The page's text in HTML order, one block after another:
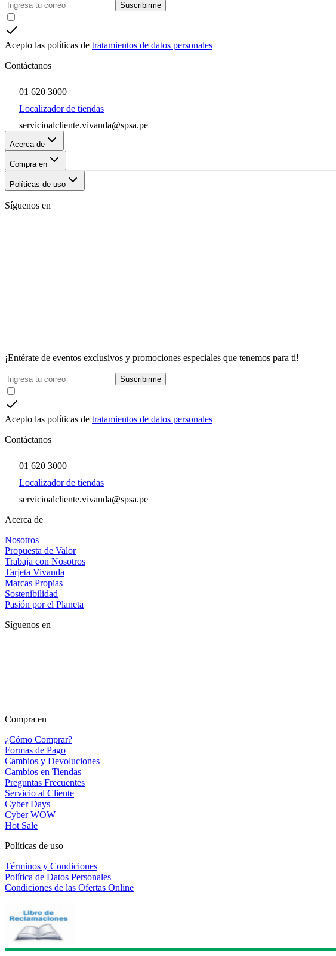
Suscribirme
Acepto las políticas de tratamientos de datos personales
Contáctanos
01 620 3000
Localizador de tiendas
servicioalcliente.vivanda@spsa.pe
Acerca de
Compra en
Políticas de uso
Síguenos en
¡Entérate de eventos exclusivos y promociones especiales que tenemos para ti!
Suscribirme
Acepto las políticas de tratamientos de datos personales
Contáctanos
01 620 3000
Localizador de tiendas
servicioalcliente.vivanda@spsa.pe
Acerca de
Nosotros
Propuesta de Valor
Trabaja con Nosotros
Tarjeta Vivanda
Marcas Propias
Sostenibilidad
Pasión por el Planeta
Síguenos en
Compra en
¿Cómo Comprar?
Formas de Pago
Cambios y Devoluciones
Cambios en Tiendas
Preguntas Frecuentes
Servicio al Cliente
Cyber Days
Cyber WOW
Hot Sale
Políticas de uso
Términos y Condiciones
Política de Datos Personales
Condiciones de las Ofertas Online